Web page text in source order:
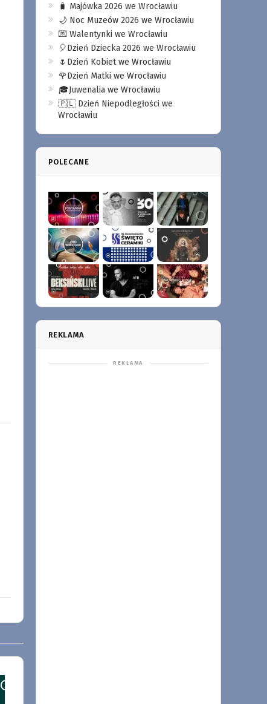
🧳 Majówka 2026 we Wrocławiu
🌙 Noc Muzeów 2026 we Wrocławiu
💌 Walentynki we Wrocławiu
🎈Dzień Dziecka 2026 we Wrocławiu
🌷Dzień Kobiet we Wrocławiu
🌹Dzień Matki we Wrocławiu
🎓Juwenalia we Wrocławiu
🇵🇱 Dzień Niepodległości we
Wrocławiu
POLECANE
REKLAMA